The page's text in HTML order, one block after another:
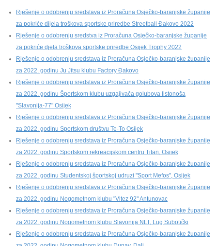
Rješenje o odobrenju sredstava iz Proračuna Osječko-baranjske županije
za pokriće dijela troškova sportske priredbe Streetball Đakovo 2022
Rješenje o odobrenju sredstva iz Proračuna Osječko-baranjske županije
za pokriće djela troškova sportske priredbe Osijek Trophy 2022
Rješenje o odobrenju sredstava iz Proračuna Osječko-baranjske županije
za 2022. godinu Ju Jitsu klubu Factory Đakovo
Rješenje o odobrenju sredstava iz Proračuna Osječko-baranjske županije
za 2022. godinu Športskom klubu uzgajivača golubova listonoša
"Slavonija-77" Osijek
Rješenje o odobrenju sredstava iz Proračuna Osječko-baranjske županije
za 2022. godinu Sportskom društvu Te-To Osijek
Rješenje o odobrenju sredstava iz Proračuna Osječko-baranjske županije
za 2022. godinu Sportskom rekreacijskom centru Titan, Osijek
Rješenje o odobrenju sredstava iz Proračuna Osječko-baranjske županije
za 2022. godinu Studentskoj športskoj udruzi "Sport Mefos", Osijek
Rješenje o odobrenju sredstava iz Proračuna Osječko-baranjske županije
za 2022. godinu Nogometnom klubu "Vitez 92" Antunovac
Rješenje o odobrenju sredstava iz Proračuna Osječko-baranjske županije
za 2022. godinu Nogometnom klubu Slavonija NLT, Lug Subotički
Rješenje o odobrenju sredstava iz Proračuna Osječko-baranjske županije